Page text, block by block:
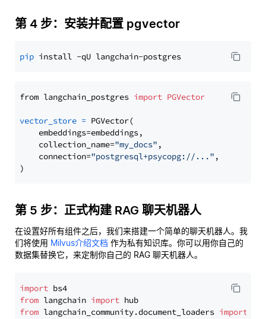
第 4 步：安装并配置 pgvector
pip
from langchain_postgres import PGVector
vector_store = PGVector(
    embeddings=embeddings,
    collection_name=
"my_docs" ,
    connection=
"postgresql+psycopg://..." ,
第 5 步：正式构建 RAG 聊天机器人
在设置好所有组件之后，我们来搭建一个简单的聊天机器人。我
们将使用 Milvus介绍文档 作为私有知识库。你可以用你自己的
数据集替换它，来定制你自己的 RAG 聊天机器人。
import
from langchain import
from langchain_community.document_loaders import